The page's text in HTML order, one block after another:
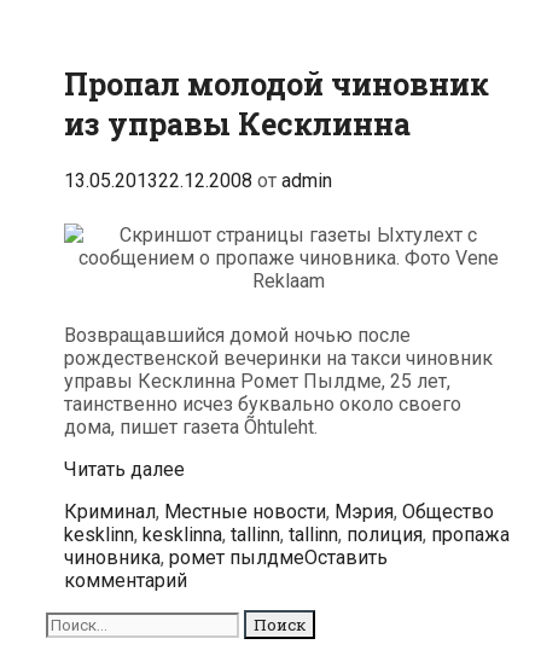
Пропал молодой чиновник
из управы Кесклинна
13.05.201322.12.2008 от admin
Возвращавшийся домой ночью после
рождественской вечеринки на такси чиновник
управы Кесклинна Ромет Пылдме, 25 лет,
таинственно исчез буквально около своего
дома, пишет газета Õhtuleht.
Читать далееПропал
чиновник
из
управы
Кесклинна
Рубрики
Криминал, Местные новости, Мэрия, Общество
kesklinn, kesklinna, tallinn, tallinn, полиция, пропажа
чиновника, ромет пылдмеОставить
комментарий
Поиск
для: